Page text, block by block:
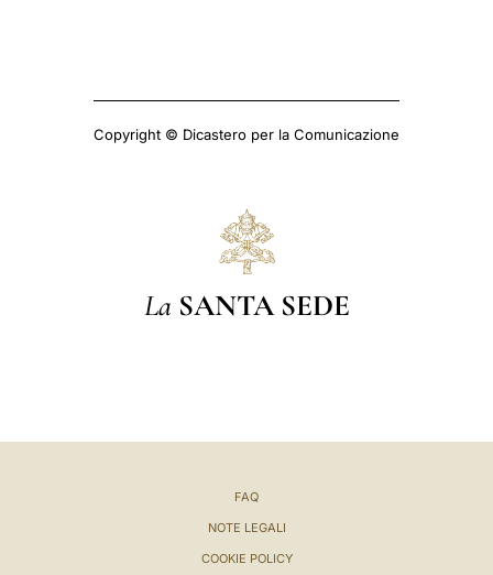
Copyright © Dicastero per la Comunicazione
La SANTA SEDE
FAQ
NOTE LEGALI
COOKIE POLICY